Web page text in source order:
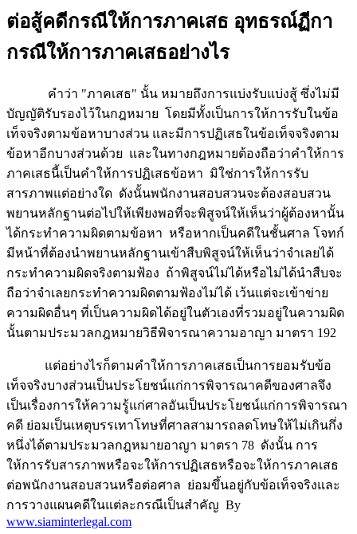
ต่อสู้คดีกรณีให้การภาคเสธ อุทธรณ์ฏีกา
กรณีให้การภาคเสธอย่างไร
คำว่า "ภาคเสธ" นั้น หมายถึงการแบ่งรับแบ่งสู้ ซึ่งไม่มี
บัญญัติรับรองไว้ในกฎหมาย โดยมีทั้งเป็นการให้การรับในข้อ
เท็จจริงตามข้อหาบางส่วน และมีการปฏิเสธในข้อเท็จจริงตาม
ข้อหาอีกบางส่วนด้วย และในทางกฎหมายต้องถือว่าคำให้การ
ภาคเสธนี้เป็นคำให้การปฏิเสธข้อหา มิใช่การให้การรับ
สารภาพแต่อย่างใด ดังนั้นพนักงานสอบสวนจะต้องสอบสวน
พยานหลักฐานต่อไปให้เพียงพอที่จะพิสูจน์ให้เห็นว่าผู้ต้องหานั้น
ได้กระทำความผิดตามข้อหา หรือหากเป็นคดีในชั้นศาล โจทก์
มีหน้าที่ต้องนำพยานหลักฐานเข้าสืบพิสูจน์ให้เห็นว่าจำเลยได้
กระทำความผิดจริงตามฟ้อง ถ้าพิสูจน์ไม่ได้หรือไม่ได้นำสืบจะ
ถือว่าจำเลยกระทำความผิดตามฟ้องไม่ได้ เว้นแต่จะเข้าข่าย
ความผิดอื่นๆ ที่เป็นความผิดได้อยู่ในตัวเองที่รวมอยู่ในความผิด
นั้นตามประมวลกฎหมายวิธีพิจารณาความอาญา มาตรา 192
แต่อย่างไรก็ตามคำให้การภาคเสธเป็นการยอมรับข้อ
เท็จจริงบางส่วนเป็นประโยชน์แก่การพิจารณาคดีของศาลจึง
เป็นเรื่องการให้ความรู้แก่ศาลอันเป็นประโยชน์แก่การพิจารณา
คดี ย่อมเป็นเหตุบรรเทาโทษที่ศาลสามารถลดโทษให้ไม่เกินกึ่ง
หนึ่งได้ตามประมวลกฎหมายอาญา มาตรา 78 ดังนั้น การ
ให้การรับสารภาพหรือจะให้การปฏิเสธหรือจะให้การภาคเสธ
ต่อพนักงานสอบสวนหรือต่อศาล ย่อมขึ้นอยู่กับข้อเท็จจริงและ
การวางแผนคดีในแต่ละกรณีเป็นสำคัญ By
www.siaminterlegal.com